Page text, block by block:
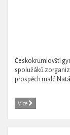
Českokrumlovští
spolužáků
prospěch malé
Více